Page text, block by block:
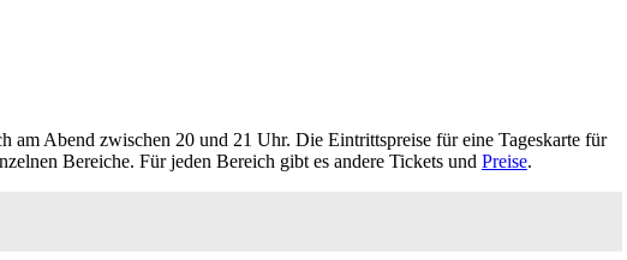
Abend zwischen 20 und 21 Uhr. Die Eintrittspreise für eine Tageskarte für
Bereiche. Für jeden Bereich gibt es andere Tickets und Preise.